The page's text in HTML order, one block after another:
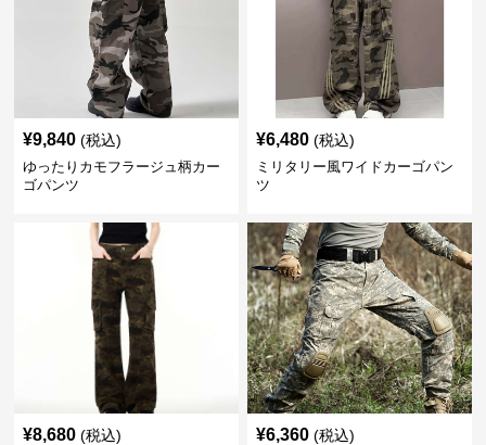
¥9,840 (税込)
ゆったりカモフラージュ柄カー
ゴパンツ
¥6,480 (税込)
ミリタリー風ワイドカーゴパン
ツ
¥8,680 (税込) ¥6,360 (税込)